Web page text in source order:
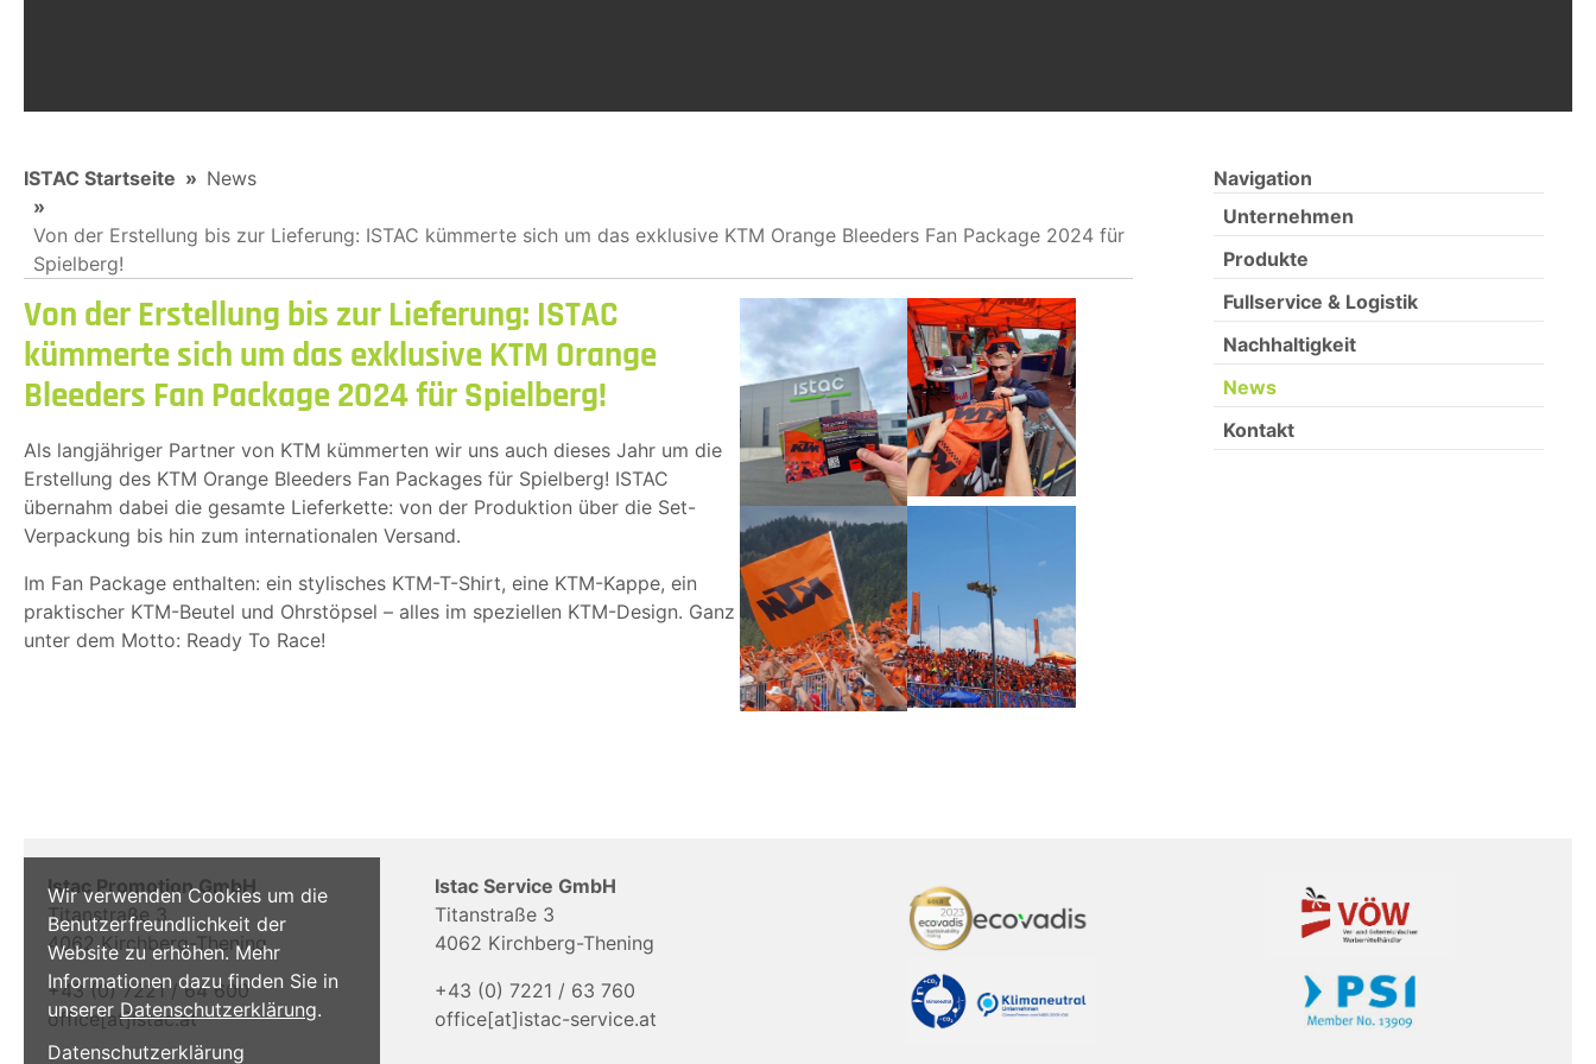
Wir verwenden Cookies um die
Benutzerfreundlichkeit der
Website zu erhöhen. Mehr
Informationen dazu finden Sie in
unserer Datenschutzerklärung.
Datenschutzerklärung
You are here:
ISTAC Startseite News
Von der Erstellung bis zur Lieferung: ISTAC kümmerte sich um das exklusive KTM Orange Bleeders Fan Package 2024 für
Spielberg!
Von der Erstellung bis zur Lieferung: ISTAC
kümmerte sich um das exklusive KTM Orange
Bleeders Fan Package 2024 für Spielberg!
Als langjähriger Partner von KTM kümmerten wir uns auch dieses Jahr um die
Erstellung des KTM Orange Bleeders Fan Packages für Spielberg! ISTAC
übernahm dabei die gesamte Lieferkette: von der Produktion über die Set-
Verpackung bis hin zum internationalen Versand.
Im Fan Package enthalten: ein stylisches KTM-T-Shirt, eine KTM-Kappe, ein
praktischer KTM-Beutel und Ohrstöpsel – alles im speziellen KTM-Design. Ganz
unter dem Motto: Ready To Race!
Navigation
Unternehmen
Produkte
Fullservice & Logistik
Nachhaltigkeit
News
Kontakt
Istac Promotion GmbH
Titanstraße 3
4062 Kirchberg-Thening
+43 (0) 7221 / 64 600
office[at]istac.at
Istac Service GmbH
Titanstraße 3
4062 Kirchberg-Thening
+43 (0) 7221 / 63 760
office[at]istac-service.at